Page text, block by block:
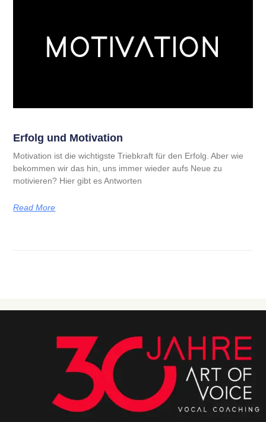
Erfolg und Motivation
Motivation ist die wichtigste Triebkraft für den Erfolg. Aber wie
bekommen wir das hin, uns immer wieder aufs Neue zu
motivieren? Hier gibt es Antworten
Read More